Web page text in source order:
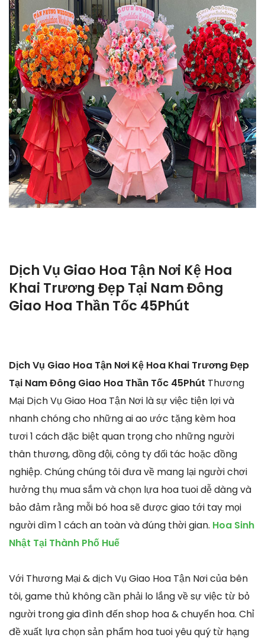
Dịch Vụ Giao Hoa Tận Nơi Kệ Hoa
Khai Trương Đẹp Tại Nam Đông
Giao Hoa Thần Tốc 45Phút
Dịch Vụ Giao Hoa Tận Nơi Kệ Hoa Khai Trương Đẹp
Tại Nam Đông Giao Hoa Thần Tốc 45Phút Thương
Mại Dịch Vụ Giao Hoa Tận Nơi là sự việc tiện lợi và
nhanh chóng cho những ai ao ước tặng kèm hoa
tươi 1 cách đặc biệt quan trọng cho những người
thân thương, đồng đội, công ty đối tác hoặc đồng
nghiệp. Chúng chúng tôi đưa về mang lại người chơi
hưởng thụ mua sắm và chọn lựa hoa tuoi dễ dàng và
bảo đảm rằng mỗi bó hoa sẽ được giao tới tay mọi
người dìm 1 cách an toàn và đúng thời gian. Hoa Sinh
Nhật Tại Thành Phố Huế
Với Thương Mại & dịch Vụ Giao Hoa Tận Nơi của bên
tôi, game thủ không cần phải lo lắng về sự việc từ bỏ
người trong gia đình đến shop hoa & chuyển hoa. Chỉ
đề xuất lựa chọn sản phẩm hoa tuoi yêu quý từ hạng